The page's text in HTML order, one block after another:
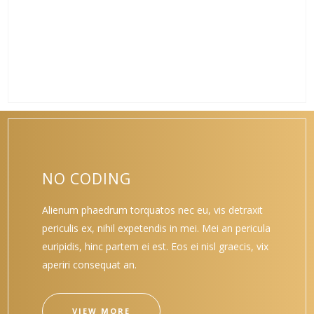
NO CODING
Alienum phaedrum torquatos nec eu, vis detraxit
periculis ex, nihil expetendis in mei. Mei an pericula
euripidis, hinc partem ei est. Eos ei nisl graecis, vix
aperiri consequat an.
VIEW MORE